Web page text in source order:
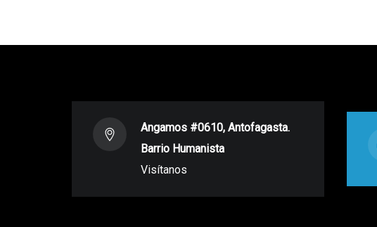
Angamos #0610, Antofagasta.
Barrio Humanista
Visítanos